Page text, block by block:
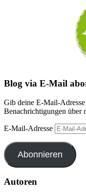
Blog via E-Mail
Gib deine E-Mail-
Benachrichtigungen über
E-Mail-Adresse
Abonnieren
Autoren